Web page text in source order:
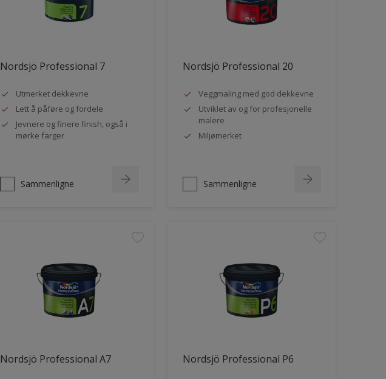
Nordsjö Professional 7
Utmerket dekkevne
Lett å påføre og fordele
Jevnere og finere finish, også i
mørke farger
Sammenligne
Nordsjö Professional 20
Veggmaling med god dekkevne
Utviklet av og for profesjonelle
malere
Miljømerket
Sammenligne
Nordsjö Professional A7 Nordsjö Professional P6